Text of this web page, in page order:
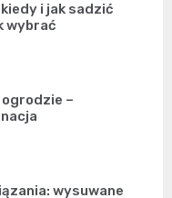
i jak sadzić
wybrać
ogrodzie –
wysuwane